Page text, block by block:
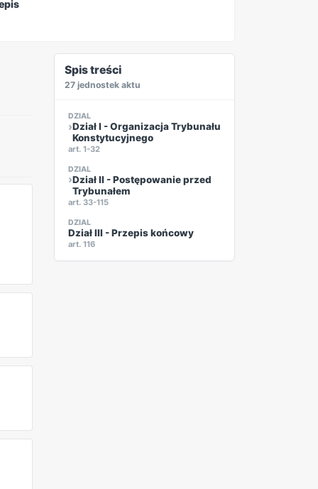
Spis treści
27 jednostek aktu
DZIAL
Dział I - Organizacja Trybunału
Konstytucyjnego
art. 1-32
DZIAL
Dział II - Postępowanie przed
Trybunałem
art. 33-115
DZIAL
Dział III - Przepis końcowy
art. 116